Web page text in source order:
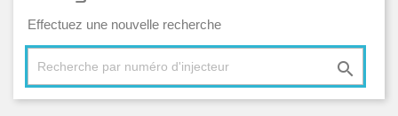
Effectuez une nouvelle recherche
